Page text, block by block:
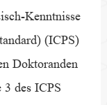
Kenntnisse
(ICPS)
Doktoranden
3 des ICPS